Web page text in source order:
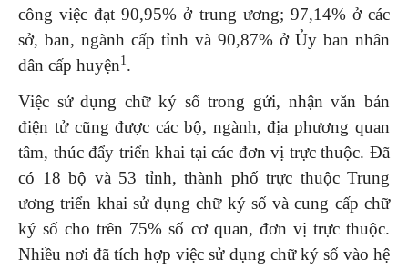
công việc đạt 90,95% ở trung ương; 97,14% ở các
sở, ban, ngành cấp tỉnh và 90,87% ở Ủy ban nhân
dân cấp huyện1.
Việc sử dụng chữ ký số trong gửi, nhận văn bản
điện tử cũng được các bộ, ngành, địa phương quan
tâm, thúc đẩy triển khai tại các đơn vị trực thuộc. Đã
có 18 bộ và 53 tỉnh, thành phố trực thuộc Trung
ương triển khai sử dụng chữ ký số và cung cấp chữ
ký số cho trên 75% số cơ quan, đơn vị trực thuộc.
Nhiều nơi đã tích hợp việc sử dụng chữ ký số vào hệ